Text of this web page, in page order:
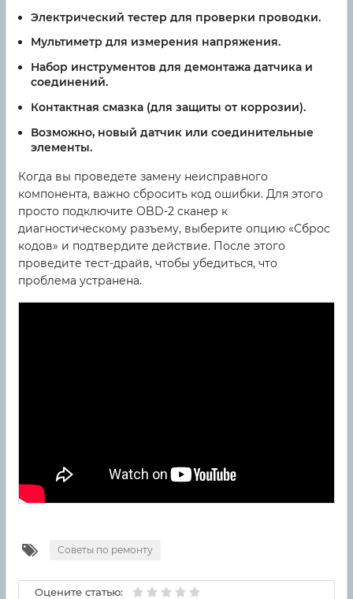
Электрический тестер для проверки проводки.
Мультиметр для измерения напряжения.
Набор инструментов для демонтажа датчика и
соединений.
Контактная смазка (для защиты от коррозии).
Возможно, новый датчик или соединительные
элементы.
Когда вы проведете замену неисправного
компонента, важно сбросить код ошибки. Для этого
просто подключите OBD-2 сканер к
диагностическому разъему, выберите опцию «Сброс
кодов» и подтвердите действие. После этого
проведите тест-драйв, чтобы убедиться, что
проблема устранена.
Советы по ремонту
Оцените статью: